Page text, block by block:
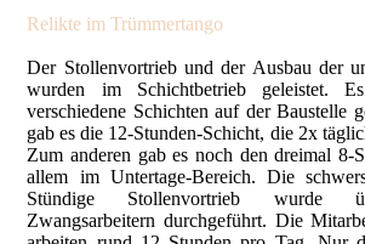
Relikte im Trümmertango
Der Stollenvortrieb und der Ausbau der unterirdischen Fabrik wurden im Schichtbetrieb geleistet. Es wurden mehrere verschiedene Schichten auf der Baustelle gefahren. Zum einen gab es die 12-Stunden-Schicht, die 2x täglich abgeleistet wurde. Zum anderen gab es noch den dreimal 8-Stunden-Betrieb, vor allem im Untertage-Bereich. Die schwerste Arbeit, der 24-Stündige Stollenvortrieb wurde überwiegend von Zwangsarbeitern durchgeführt. Die Mitarbeiter der Baufirmen arbeiten rund 12 Stunden pro Tag. Nur die Bergmänner der Schachtbau A.G. aus Nordhausen arbeiteten acht Stunden am Tag. Da die Bergleute in finanzieller und sozialer Hinsicht, trotz kürzerer Arbeitszeiten im Vorteil waren, gab es schnell Unzufriedenheiten auf der Baustelle. Trotz der Ungleichheit der Arbeitsdauer lagen die Leistungen der Bauindustrie erheblich höher, als die der Kumpel aus dem Bergbau. Auch der Stollenausbau durch die Baufirmen war erheblich besser ausgeführt. Die Bergleute arbeiteten in ihrem Bereich fast ausschließlich mit ihren bekannten und gewohnten Geräten aus dem Steinkohlenbergbau. Sie arbeiteten mit Salzgitterladern, Panzerförderern, Schrappern und anderen Schnellladern. Die Bauindustrie hingegen bediente sich überwiegend mit Steinbruchausrüstung wie Diesel- und Elektrobaggern, welche erheblich besser geeignet für das Gipsgestein waren .Ausschlaggebend für die schnellstmögliche Fertigstellung der Untertage-Verlagerung "Anhydrit" war natürlich das Vorankommen im Stollenvortrieb. Man versuchte die Arbeitsleistung der Arbeiter zu erhöhen, indem man ein Akkordsystem mit Geldprämien einführte. Doch das System half nicht so richtig. Erst die regelmäßige Belohnung der Arbeiter mit zusätzlicher Bekleidung, Spirituosen und Tabakwaren führte dazu, daß Höchstleistungen im Stollenbau und Produktionskammervortrieb erreicht wurden. So wurde pro Tag in einer 24-Stunden-Schicht auf jeder Vortriebsbaustelle eine Strecke von etwa zwei Metern aufgefahren. Zuvor wurde ein neu entwickeltes, geheimes Pionier-Bohrgerät auf der B3-Baustelle erstmalig getestet. Das Bohrgerät wurde zuvor im Pionier-Ausbildungs-Bataillon in Höxter an der Weser entwickelt und leistete gute Dienste bei der geophysikalischen Voruntersuchung des Gebirges. Nach Abschluss der Untersuchungen begann der Vortrieb der Anhydrit-Stollen. Beim Stollenvortrieb in einer Kammer von 8,50 Metern Firsthöhe und 12 Metern Stoßbreite war die effektivste Arbeitsmethode zunächst im Bereich der zukünftigen Stollenfirste eine 2 - 3m lange Trassen vorzutreiben. Die Trassen hatte dabei schon die entgültige Kammerbreite. Danach wurde die gesamte Kammerquerschnittsfläche mit 20 bis 25 Bohrlöchern gespickt. Diesen hatten eine Tiefe von 2,50 Metern und wurden für das Einbruchschießen mit Donarit (Sprengstoff) und Gelantine besetzt. Ein Bohrhammer benötigte zwei cbm Pressluft in der Minute. Um am einen Arbeitstag den Stollenvortrieb von 2 Meter zu schaffen, teilte man den Ablauf in drei Acht-Stunden-Schichten auf: Erste Schicht: 8 Stunden Bohrlöcher setzen Zweite Schicht: 8 Stunden Zeit für:- Besetzen der Bohrlöcher mit Donarit- elektrisches Sprengen- Beräumen der Schuttmassen- Montage der Wetterlutten- Montage der Schmalspurgleise Dritte Schicht: ebenfalls 8 Stunden Zeit für:- Laden und Abtransport des Ausbruchs- Anbohren der neuen Trasse unter der Firste Diese drei Arbeitsschichten waren Richtmaß und ausschlaggebend für die Akkordleistung und dementsprechende Belohnung der Arbeiter. Das auf der Baustelle B3a angewandte Sprengverfahren stammt aus dem Bergbau, wo es genauso üblich war. Das Sprengverfahren war ein sogennantes "Einbruchschießen", wobei die Zündungen zeitlich nacheinander versetzt erfolgten. Zunächst wurde das mittlere Kernstück herausgeschossen, worauf dann die Explosionen der kreisförmig angelegten Sprengsätze folgten .Aus Sicherheitsgründen wurden zwischen den Produktionskammern immer ein Pfeiler von einer Breite mit 15 Meter Mächtigkeit stehengelassen. Zusätzlich wurde jede 6. Kammer ausgelassen, so daß ein zusätzlicherer Pfeiler von 42 Metern die Sicherheit der unterirdischen Räume gewährleistete. Nicht immer wurde der Stollenvortrieb von 2m pro Baustelle und Tag eingehalten, bzw. erreicht. Das lag allerdings nicht am Können und Wollen der Bauabteilungen, sondern vielmehr an dem immer stärker werdenden Mangel an Arbeitskräften. Zudem fehlten oftmals die so dringend benötigten Baustoffe wie Bohrgeräte, Treibstoffe, Kohle und Stahlerzeugnisse. Bombenangriffe verursachten die Engpässe der Zuliefererindustrie und waren auch zeitweilig am Energieausfall auf der Baustelle verantwortlich. Die vorab angeschlagene Bauzeit von einem Jahr konnte so unmöglich eingehalten werden. Mit dem Fahr- und Ladebetrieb des Ausbruchs gab es hingegen keinerlei Probleme. Der Wagenpark, die Gleiskörper und der Maschinenpark über Tage war so eingerichtet, daß er bei Vollbesetzung aller Vortriebsstellen den reibungslosen Abtransport der Schuttmassen bewerkstelligen konnte. Der Innenausbau der Stollenanlage erforderte mit kleinen Ausnahmen keine weiteren Baumaßnahmen. Das Gebirge galt als Standfest. Mit einem Deckgebirge von 60 - 80 Metern gewachsenen Fels über dem Stollenneubau war eine Bombensicherheit von 100% gegeben. Die sauber ausgeschossenen Innenwände wurden lediglich gekalkt. Dieses diente dem Nässeschutz. Einen zusätzlichen Ausbau der Stollen erhielten nur die Räume für die Klimaanlagen, die Energieversorgung (Kompressorkammer, Trafostation, usw.) und die sozialen Einrichtungen. In den Werkhallen mit stärkeren Wärmequellen sollten Torpedonetze gegen eventuellen Steinschlag eingezogen werden. Nachdem die Versorgungsleitungen und die Entwässerungskanäle verlegt worden waren, sollten die Stollensohlen betoniert und mit leichten Bitumen- oder Teerdecken belegt werden. Je nach Vorgabe der Rüstungsfirmen sollten Fundamente oder Maschinensockel auf die jeweilige Fläche im Stollen betoniert werden. Dies ist zum Teil, vor allem im südlichen Bereich der U-Verlagerung B3a auch schon geschehen. In die Produktionshallen, in denen ein mehrgeschossiger Ausbau vorgesehen war, wurden Betonfertigteile auf Stahlgerüsten montiert. Die Eisenbetonfertigteile stammten aus einer Betonfabrik bei Niedersachswerfen. Besondere Dringlichkeit hatte der Ausbau des südlichen Teils des Stollensystems. Hier, in der späteren "Raketenproduktion" wurden die Montagekammern eilig, wenn auch provisorisch zur Fabrik ausgebaut. Dies geschah mit einfachen Holzstützen, auf denen eine zweite Ebene errichtet wurde. Der Vorteil war die kürzere Bauzeit bei diesem Ausbauverfahren. Innerhalb einer Woche konnte jeweils eine Produktionskammer mit einer Fläche von 800 m² fertiggestellt und bezogen werden. Eine Großbaustelle wie das Projekt "B3a" benötigt natürlich eine Menge Energie. Aus den Netzen der